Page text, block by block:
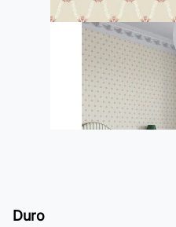
Duro